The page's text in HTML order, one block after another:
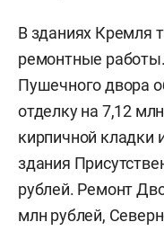
В зданиях Кремля
ремонтные
Пушечного двора
отделку на 7,12
кирпичной кладки
здания
рублей. Ремонт
млн рублей,